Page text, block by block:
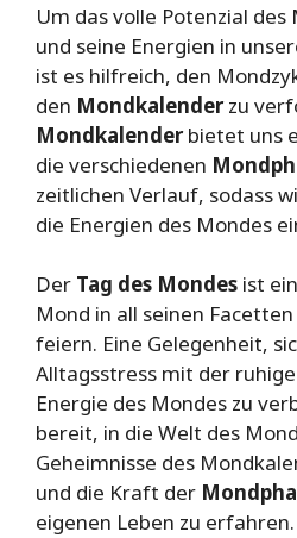
Um das volle Potenzial
und seine Energien in
ist es hilfreich, den
den Mondkalenderzu
Mondkalenderbietet uns
die verschiedenen
zeitlichen Verlauf, sodass
die Energien des Mondes
Der Tag des Mondes ist
Mond in all seinen
feiern. Eine Gelegenheit,
Alltagsstress mit der
Energie des Mondes zu
bereit, in die Welt des
Geheimnisse des
und die Kraft der
eigenen Leben zu erfahren.